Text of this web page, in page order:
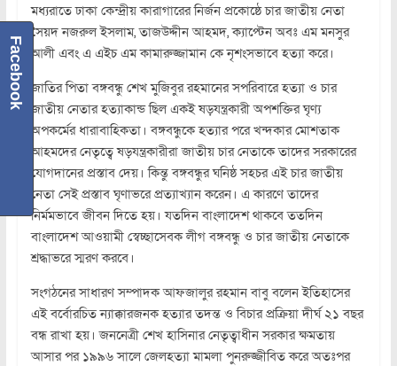
মধ্যরাতে ঢাকা কেন্দ্রীয় কারাগারের নির্জন প্রকোষ্ঠে চার জাতীয় নেতা
সৈয়দ নজরুল ইসলাম, তাজউদ্দীন আহমদ, ক্যাপ্টেন অবঃ এম মনসুর
আলী এবং এ এইচ এম কামারুজ্জামান কে নৃশংসভাবে হত্যা করে।
জাতির পিতা বঙ্গবন্ধু শেখ মুজিবুর রহমানের সপরিবারে হত্যা ও চার
জাতীয় নেতার হত্যাকান্ড ছিল একই ষড়যন্ত্রকারী অপশক্তির ঘৃণ্য
অপকর্মের ধারাবাহিকতা। বঙ্গবন্ধুকে হত্যার পরে খন্দকার মোশতাক
আহমদের নেতৃত্বে ষড়যন্ত্রকারীরা জাতীয় চার নেতাকে তাদের সরকারের
যোগদানের প্রস্তাব দেয়। কিন্তু বঙ্গবন্ধুর ঘনিষ্ঠ সহচর এই চার জাতীয়
নেতা সেই প্রস্তাব ঘৃণাভরে প্রত্যাখ্যান করেন। এ কারণে তাদের
নির্মমভাবে জীবন দিতে হয়। যতদিন বাংলাদেশ থাকবে ততদিন
বাংলাদেশ আওয়ামী স্বেচ্ছাসেবক লীগ বঙ্গবন্ধু ও চার জাতীয় নেতাকে
শ্রদ্ধাভরে স্মরণ করবে।
সংগঠনের সাধারণ সম্পাদক আফজালুর রহমান বাবু বলেন ইতিহাসের
এই বর্বোরচিত ন্যাক্কারজনক হত্যার তদন্ত ও বিচার প্রক্রিয়া দীর্ঘ ২১ বছর
বন্ধ রাখা হয়। জননেত্রী শেখ হাসিনার নেতৃত্বাধীন সরকার ক্ষমতায়
আসার পর ১৯৯৬ সালে জেলহত্যা মামলা পুনরুজ্জীবিত করে অতঃপর
Facebook